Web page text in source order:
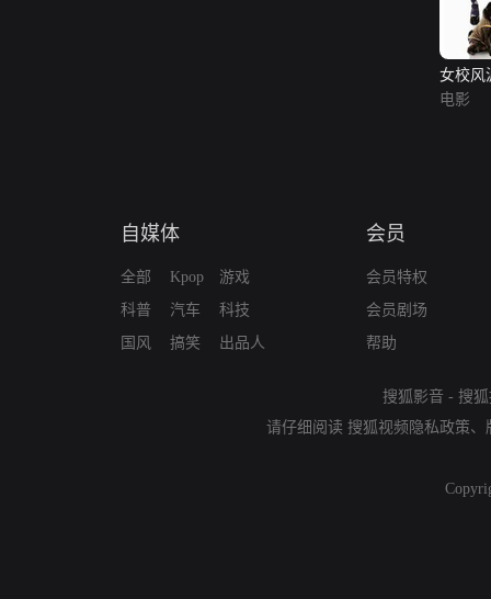
女校风
电影
自媒体
全部
科普
国风
Kpop
汽车
搞笑
游戏
科技
出品人
会员
会员特权
会员剧场
帮助
搜狐影音 - 搜
请仔细阅读 搜狐视频隐私政策、